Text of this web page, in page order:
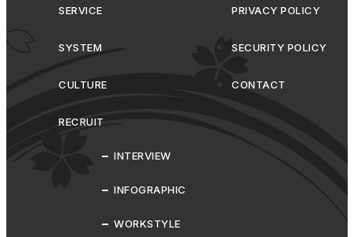
SERVICE
SYSTEM
CULTURE
RECRUIT
INTERVIEW
INFOGRAPHIC
WORKSTYLE
PRIVACY POLICY
SECURITY POLICY
CONTACT